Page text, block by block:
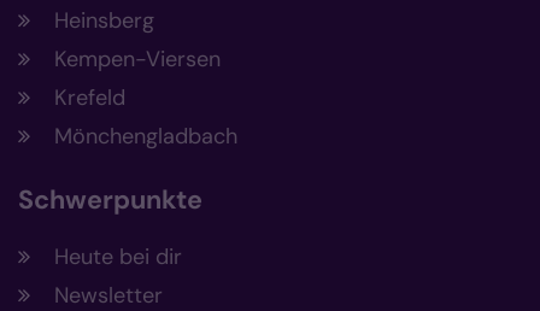
Heinsberg
Kempen-Viersen
Krefeld
Mönchengladbach
Schwerpunkte
Heute bei dir
Newsletter